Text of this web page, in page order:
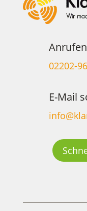
Anrufen
02202-
E-Mail